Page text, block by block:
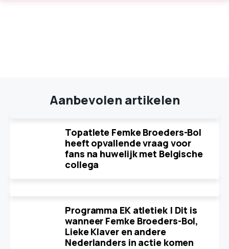
Aanbevolen artikelen
Topatlete Femke Broeders-Bol
heeft opvallende vraag voor
fans na huwelijk met Belgische
collega
Programma EK atletiek | Dit is
wanneer Femke Broeders-Bol,
Lieke Klaver en andere
Nederlanders in actie komen